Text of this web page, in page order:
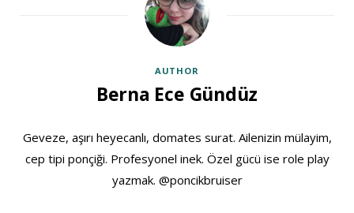
AUTHOR
Berna Ece Gündüz
Geveze, aşırı heyecanlı, domates surat. Ailenizin mülayim,
cep tipi ponçiği. Profesyonel inek. Özel gücü ise role play
yazmak. @poncikbruiser